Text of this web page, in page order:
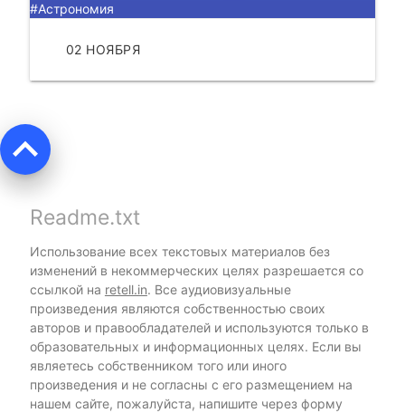
#Астрономия
02 НОЯБРЯ
keyboard_arrow_up
Readme.txt
Использование всех текстовых материалов без
изменений в некоммерческих целях разрешается со
ссылкой на retell.in. Все аудиовизуальные
произведения являются собственностью своих
авторов и правообладателей и используются только в
образовательных и информационных целях. Если вы
являетесь собственником того или иного
произведения и не согласны с его размещением на
нашем сайте, пожалуйста, напишите через форму